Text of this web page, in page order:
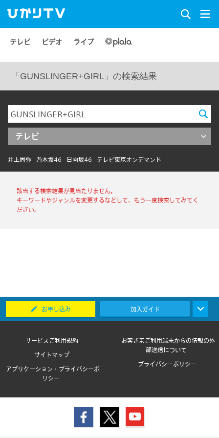
テレビ ビデオ ライブ
「GUNSLINGER+GIRL」の検索結果
テレビ
井上尚弥 乃木坂46 日向坂46 テレビ東京オンデマンド
該当する検索結果が見当たりません。
キーワードやジャンルを変更するなどして、もう一度検索してみてく
ださい。
お申し込み 加入ガイド
サービスご利用規約
お客さまご利用端末からの情報の外
部送信について
サイトマップ
プライバシーポリシー
アプリケーション・プライバシーポ
リシー